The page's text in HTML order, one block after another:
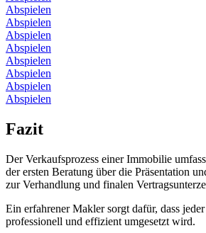
Abspielen
Abspielen
Abspielen
Abspielen
Abspielen
Abspielen
Abspielen
Abspielen
Fazit
Der Verkaufsprozess einer Immobilie
der ersten Beratung über die Präsentation
zur Verhandlung und finalen
Ein erfahrener Makler sorgt dafür, dass
professionell und effizient umgesetzt wird.